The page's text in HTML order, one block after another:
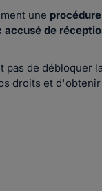
une
accusé de
pas de débloquer
droits et